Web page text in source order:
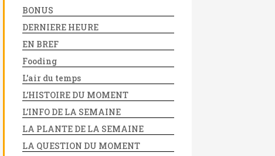
BONUS
DERNIERE HEURE
EN BREF
Fooding
L'air du temps
L'HISTOIRE DU MOMENT
L'INFO DE LA SEMAINE
LA PLANTE DE LA SEMAINE
LA QUESTION DU MOMENT